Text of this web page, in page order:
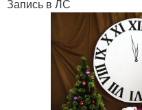
Запись в ЛС